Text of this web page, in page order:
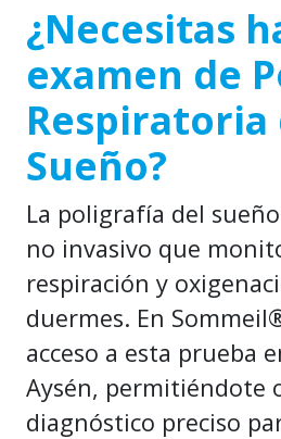
¿Necesitas
examen de
Respiratoria
Sueño?
La poligrafía del
no invasivo que
respiración y
duermes. En
acceso a esta prueba
Aysén, permitiéndote
diagnóstico preciso